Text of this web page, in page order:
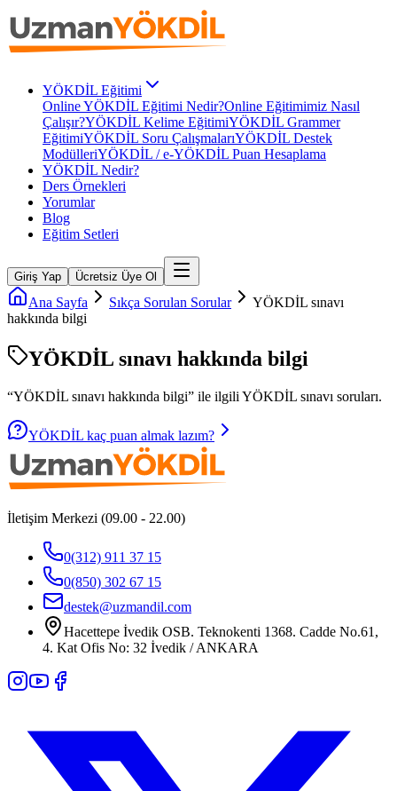
YÖKDİL Eğitimi
Online YÖKDİL Eğitimi Nedir?Online Eğitimimiz Nasıl
Çalışır?YÖKDİL Kelime EğitimiYÖKDİL Grammer
EğitimiYÖKDİL Soru ÇalışmalarıYÖKDİL Destek
ModülleriYÖKDİL / e-YÖKDİL Puan Hesaplama
YÖKDİL Nedir?
Ders Örnekleri
Yorumlar
Blog
Eğitim Setleri
Giriş Yap Ücretsiz Üye Ol
Ana Sayfa Sıkça Sorulan Sorular
YÖKDİL sınavı
hakkında bilgi
YÖKDİL sınavı hakkında bilgi
“YÖKDİL sınavı hakkında bilgi” ile ilgili YÖKDİL sınavı soruları.
YÖKDİL kaç puan almak lazım?
İletişim Merkezi (09.00 - 22.00)
0(312) 911 37 15
0(850) 302 67 15
destek@uzmandil.com
Hacettepe İvedik OSB. Teknokenti 1368. Cadde No.61,
4. Kat Ofis No: 32 İvedik / ANKARA